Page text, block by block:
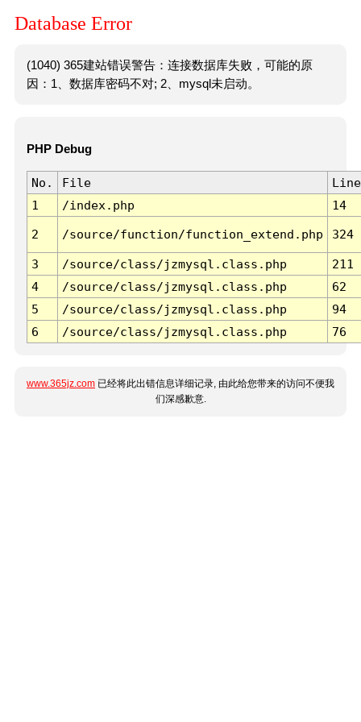
Database Error
(1040) 365建站错误警告：连接数据库失败，可能的原
因：1、数据库密码不对; 2、mysql未启动。
PHP Debug
No. File
Line
1
/index.php 14
2 /source/function/function_extend.php 324
3 /source/class/jzmysql.class.php
211
4
/source/class/jzmysql.class.php
62
5
/source/class/jzmysql.class.php
94
6
/source/class/jzmysql.class.php 76
www.365jz.com 已经将此出错信息详细记录, 由此给您带来的访问不便我
们深感歉意.